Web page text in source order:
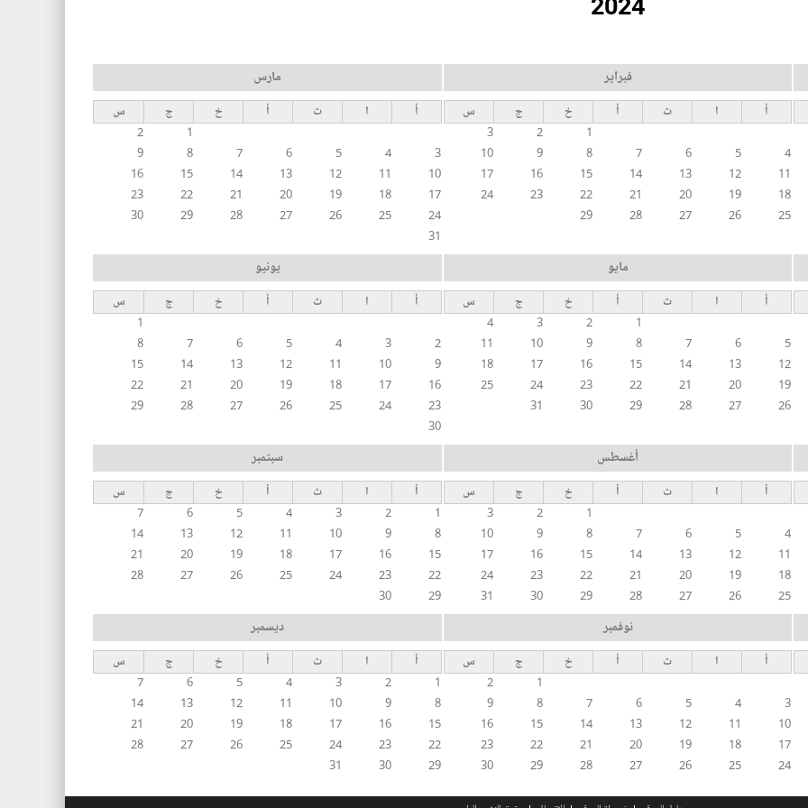
فبراير
أ ا ث أ خ ج
س
1
2
3
4
5
6
7
8
9
10
11
12
13
14
15
16
17
18
19
20
21
22
23
24
25
26
27
28
29
مارس
أ ا ث أ خ ج
س
1
2
3
4
5
6
7
8
9
10
11
12
13
14
15
16
17
18
19
20
21
22
23
24
25
26
27
28
29
30
31
مايو
أ ا ث أ خ ج
س
1
2
3
4
5
6
7
8
9
10
11
12
13
14
15
16
17
18
19
20
21
22
23
24
25
26
27
28
29
30
31
يونيو
أ ا ث أ خ ج
س
1
2
3
4
5
6
7
8
9
10
11
12
13
14
15
16
17
18
19
20
21
22
23
24
25
26
27
28
29
30
أغسطس
أ ا ث أ خ ج
س
1
2
3
4
5
6
7
8
9
10
11
12
13
14
15
16
17
18
19
20
21
22
23
24
25
26
27
28
29
30
31
سبتمبر
أ ا ث أ خ ج
س
1
2
3
4
5
6
7
8
9
10
11
12
13
14
15
16
17
18
19
20
21
22
23
24
25
26
27
28
29
30
نوفمبر
أ ا ث أ خ ج
س
1
2
3
4
5
6
7
8
9
10
11
12
13
14
15
16
17
18
19
20
21
22
23
24
25
26
27
28
29
30
ديسمبر
أ ا ث أ خ ج
س
1
2
3
4
5
6
7
8
9
10
11
12
13
14
15
16
17
18
19
20
21
22
23
24
25
26
27
28
29
30
31